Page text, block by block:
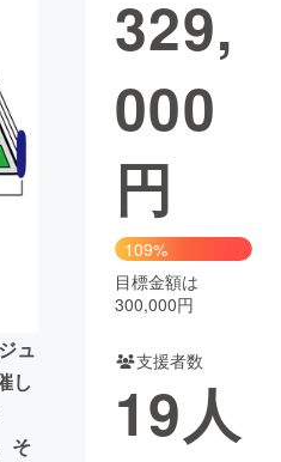
ェット ゲーム・サ
性化
CAMPFIRE Creation
コミュニティ
ュ
し
そ
329,
000
円
109%
目標金額は
300,000円
支援者数
19人